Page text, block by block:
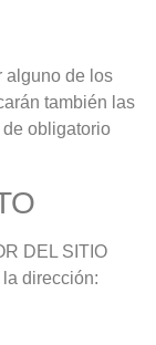
alguno de los
también las
obligatorio
DEL SITIO
dirección: